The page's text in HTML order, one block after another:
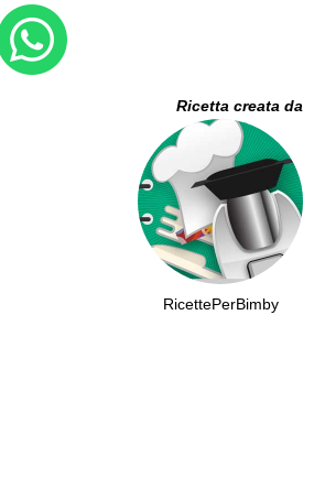
Ricetta creata da
RicettePerBimby